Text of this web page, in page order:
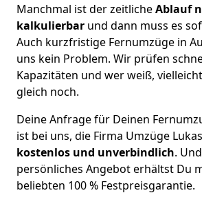
Manchmal ist der zeitlicheAblauf
kalkulierbar und dann muss es
Auch kurzfristige Fernumzüge in
uns kein Problem. Wir prüfen
Kapazitäten und wer weiß,
gleich noch.
Deine Anfrage für Deinen
ist bei uns, die Firma Umzüge
kostenlos und unverbindlich.
persönliches Angebot erhältst Du
beliebten 100 % Festpreisgarantie.